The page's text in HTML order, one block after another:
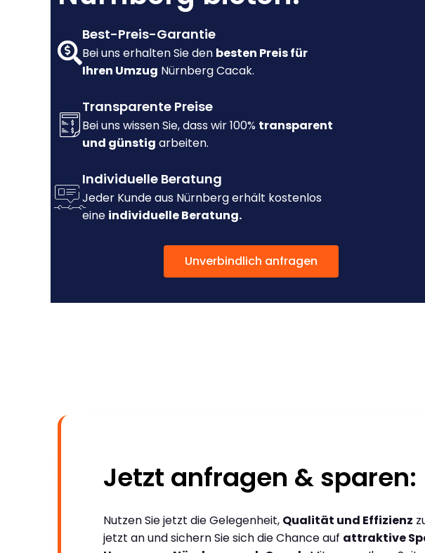
Best-Preis-Garantie
Bei uns erhalten Sie den besten Preis für
Ihren Umzug Nürnberg Cacak.
Transparente Preise
Bei uns wissen Sie, dass wir 100% transparent
und günstig arbeiten.
Individuelle Beratung
Jeder Kunde aus Nürnberg erhält kostenlos
eine individuelle Beratung.
Unverbindlich anfragen
Jetzt anfragen & sparen:
Nutzen Sie jetzt die Gelegenheit, Qualität und Effizienz
jetzt an und sichern Sie sich die Chance auf attraktive